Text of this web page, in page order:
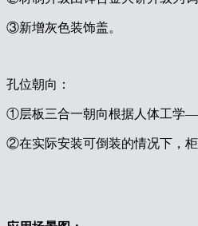
③新增灰色装饰盖。
孔位朝向：
①层板三合一朝向根据人体工学
②在实际安装可倒装的情况下，